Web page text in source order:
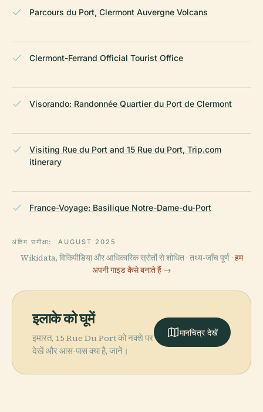
Parcours du Port, Clermont Auvergne Volcans
Clermont-Ferrand Official Tourist Office
Visorando: Randonnée Quartier du Port de Clermont
Visiting Rue du Port and 15 Rue du Port, Trip.com
itinerary
France-Voyage: Basilique Notre-Dame-du-Port
अंतिम समीक्षा: AUGUST 2025
Wikidata, विकिपीडिया और आधिकारिक स्रोतों से शोधित · तथ्य-जाँच पूर्ण · हम
अपनी गाइड कैसे बनाते हैं →
इलाके को घूमें
इमारत, 15 Rue Du Port को नक्शे पर
देखें और आस-पास क्या है, जानें।
मानचित्र देखें